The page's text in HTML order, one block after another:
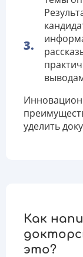
уделить
Как
это?